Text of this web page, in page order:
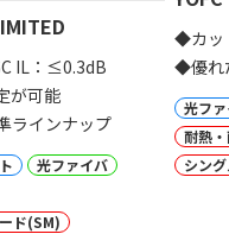
IL：≤0.3dB
が可能
インナップ
光ファイバ
ド(SM)
◆カッ
◆優れ
光フ
耐熱
シン